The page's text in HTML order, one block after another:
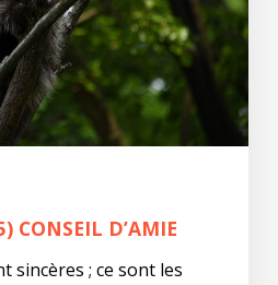
CONSEIL D’AMIE
sincères ; ce sont les